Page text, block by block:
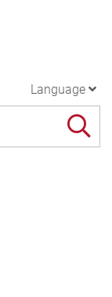
Language